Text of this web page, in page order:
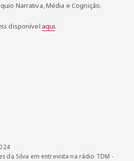
Narrativa, Média e Cognição.
disponível aqui.
da Silva em entrevista na rádio TDM -